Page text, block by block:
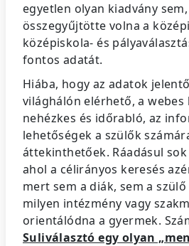
egyetlen olyan kiadvány
összegyűjtötte volna a
középiskola- és
fontos adatát.
Hiába, hogy az adatok
világhálón elérhető, a webes
nehézkes és időrabló, az
lehetőségek a szülők
áttekinthetőek. Ráadásul sok
ahol a célirányos keresés
mert sem a diák, sem a
milyen intézmény vagy
orientálódna a gyermek.
Suliválasztó egy olyan